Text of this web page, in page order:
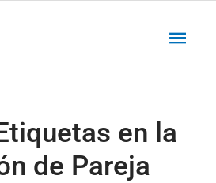
en la
de Pareja